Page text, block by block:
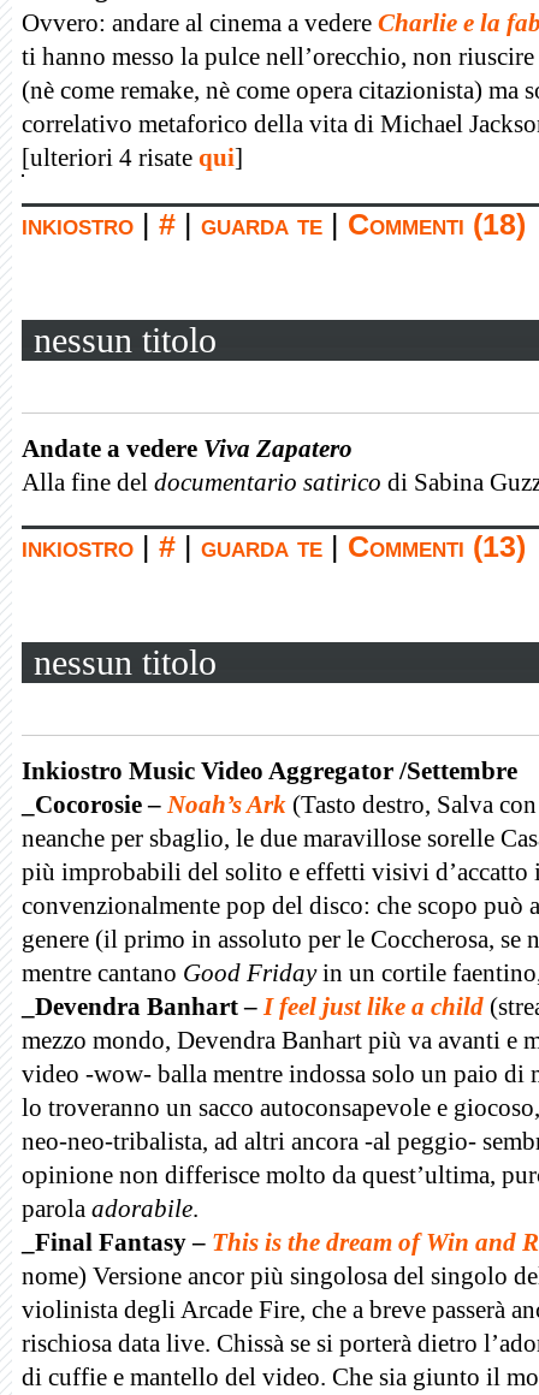
Ovvero: andare al cinema a vedere Charlie e la
ti hanno messo la pulce nell’orecchio, non
(nè come remake, nè come opera citazionista) ma
correlativo metaforico della vita di Michael
[ulteriori 4 risate qui]
inkiostro # guarda te Commenti (18)
nessun titolo
Andate a vedere Viva Zapatero
Alla fine del documentario satirico di Sabina
inkiostro # guarda te Commenti (13)
nessun titolo
Inkiostro Music Video Aggregator /Settembre
_Cocorosie –Noah’s Ark (Tasto destro, Salva
neanche per sbaglio, le due maravillose sorelle
più improbabili del solito e effetti visivi
convenzionalmente pop del disco: che scopo
genere (il primo in assoluto per le Coccherosa,
mentre cantano Good Fridayin un cortile
_Devendra Banhart –I feel just like a child
mezzo mondo, Devendra Banhart più va avanti e
video -wow- balla mentre indossa solo un paio
lo troveranno un sacco autoconsapevole e
neo-neo-tribalista, ad altri ancora -al peggio-
opinione non differisce molto da quest’ultima,
parola adorabile.
_Final Fantasy – This is the dream of Win and
nome) Versione ancor più singolosa del singolo
violinista degli Arcade Fire, che a breve passerà
rischiosa data live. Chissà se si porterà dietro
di cuffie e mantello del video. Che sia giunto il